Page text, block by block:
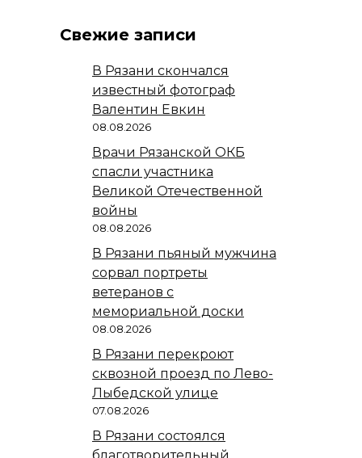
Свежие записи
В Рязани скончался
известный фотограф
Валентин Евкин
08.08.2026
Врачи Рязанской ОКБ
спасли участника
Великой Отечественной
войны
08.08.2026
В Рязани пьяный мужчина
сорвал портреты
ветеранов с
мемориальной доски
08.08.2026
В Рязани перекроют
сквозной проезд по Лево-
Лыбедской улице
07.08.2026
В Рязани состоялся